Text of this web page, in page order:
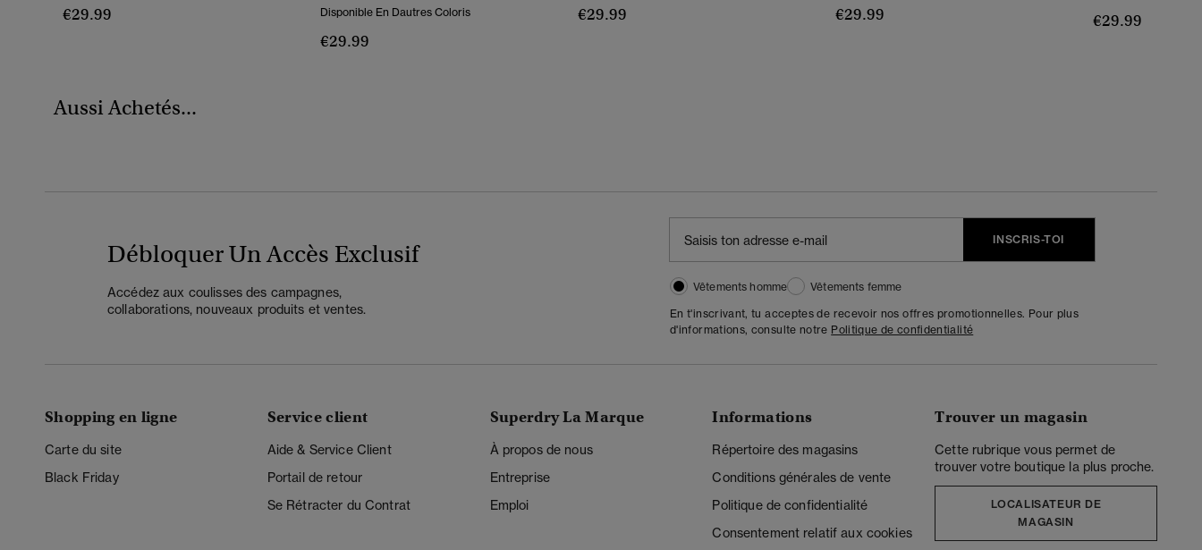
€29.99 Disponible En Dautres Coloris
€29.99
€29.99 €29.99 €29.99
Aussi Achetés...
Débloquer Un Accès Exclusif
Accédez aux coulisses des campagnes,
collaborations, nouveaux produits et ventes.
INSCRIS-TOI
Vêtements homme
Vêtements femme
En t'inscrivant, tu acceptes de recevoir nos offres promotionnelles. Pour plus
d'informations, consulte notre Politique de confidentialité
Shopping en ligne
Carte du site
Black Friday
Service client
Aide & Service Client
Portail de retour
Se Rétracter du Contrat
Superdry La Marque
À propos de nous
Entreprise
Emploi
Informations
Répertoire des magasins
Conditions générales de vente
Politique de confidentialité
Consentement relatif aux cookies
Trouver un magasin
Cette rubrique vous permet de
trouver votre boutique la plus proche.
LOCALISATEUR DE
MAGASIN